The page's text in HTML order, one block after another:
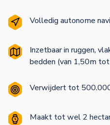
Volledig autonome
Inzetbaar in ruggen,
bedden (van 1,50m
Verwijdert tot
Maakt tot wel 2